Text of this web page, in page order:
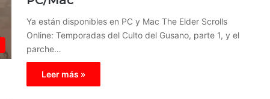
Ya están disponibles en PC y Mac The Elder Scrolls
Online: Temporadas del Culto del Gusano, parte 1, y el
parche…
Leer más »